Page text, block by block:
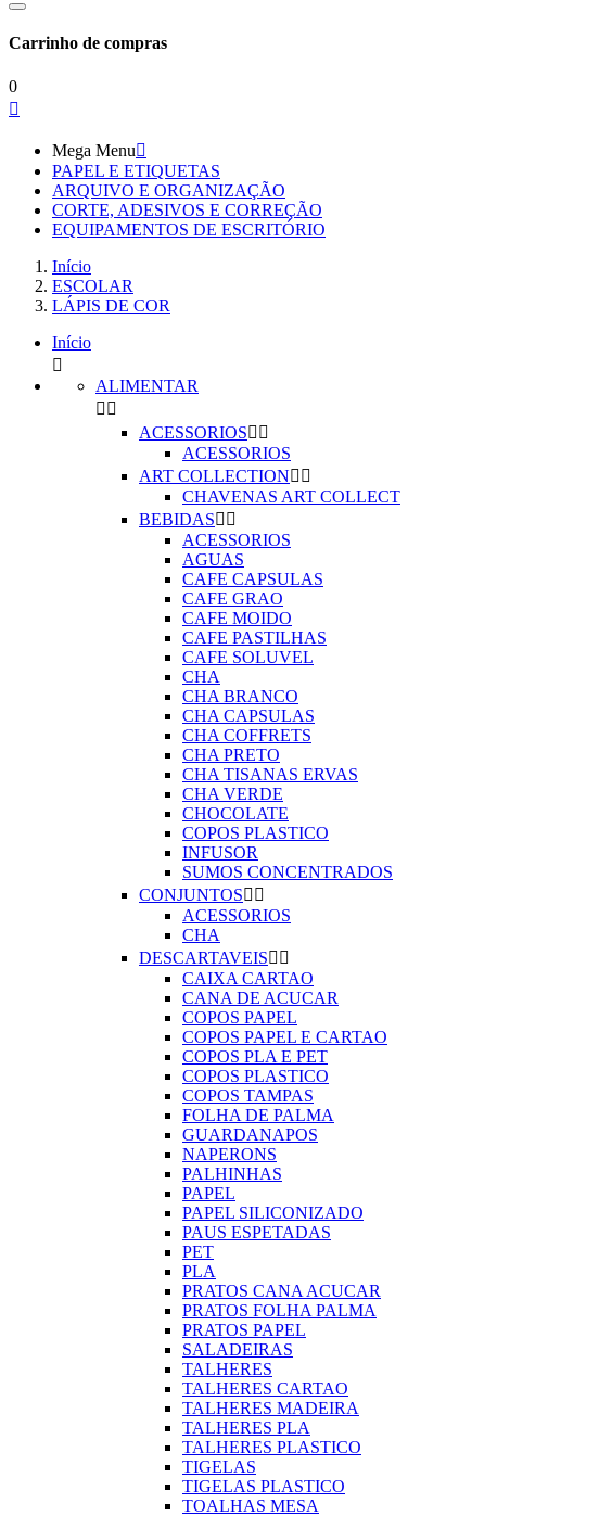
Carrinho de compras
0

Mega Menu
PAPEL E ETIQUETAS
ARQUIVO E ORGANIZAÇÃO
CORTE, ADESIVOS E CORREÇÃO
EQUIPAMENTOS DE ESCRITÓRIO
Início
ESCOLAR
LÁPIS DE COR
Início

ALIMENTAR
 
ACESSORIOS 
ACESSORIOS
ART COLLECTION 
CHAVENAS ART COLLECT
BEBIDAS 
ACESSORIOS
AGUAS
CAFE CAPSULAS
CAFE GRAO
CAFE MOIDO
CAFE PASTILHAS
CAFE SOLUVEL
CHA
CHA BRANCO
CHA CAPSULAS
CHA COFFRETS
CHA PRETO
CHA TISANAS ERVAS
CHA VERDE
CHOCOLATE
COPOS PLASTICO
INFUSOR
SUMOS CONCENTRADOS
CONJUNTOS 
ACESSORIOS
CHA
DESCARTAVEIS 
CAIXA CARTAO
CANA DE ACUCAR
COPOS PAPEL
COPOS PAPEL E CARTAO
COPOS PLA E PET
COPOS PLASTICO
COPOS TAMPAS
FOLHA DE PALMA
GUARDANAPOS
NAPERONS
PALHINHAS
PAPEL
PAPEL SILICONIZADO
PAUS ESPETADAS
PET
PLA
PRATOS CANA ACUCAR
PRATOS FOLHA PALMA
PRATOS PAPEL
SALADEIRAS
TALHERES
TALHERES CARTAO
TALHERES MADEIRA
TALHERES PLA
TALHERES PLASTICO
TIGELAS
TIGELAS PLASTICO
TOALHAS MESA